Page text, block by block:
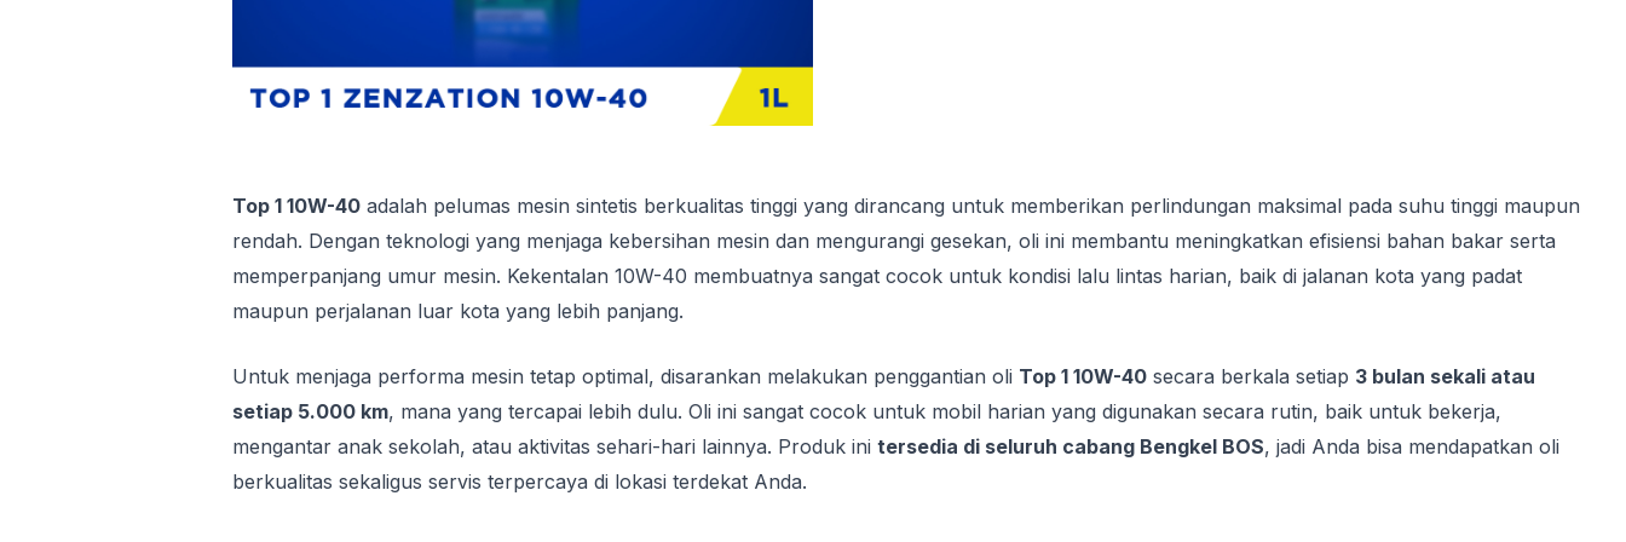
Top 1 10W-40 adalah pelumas mesin sintetis berkualitas tinggi yang dirancang untuk memberikan perlindungan maksimal pada suhu tinggi maupun
rendah. Dengan teknologi yang menjaga kebersihan mesin dan mengurangi gesekan, oli ini membantu meningkatkan efisiensi bahan bakar serta
memperpanjang umur mesin. Kekentalan 10W-40 membuatnya sangat cocok untuk kondisi lalu lintas harian, baik di jalanan kota yang padat
maupun perjalanan luar kota yang lebih panjang.
Untuk menjaga performa mesin tetap optimal, disarankan melakukan penggantian oli Top 1 10W-40 secara berkala setiap 3 bulan sekali atau
setiap 5.000 km, mana yang tercapai lebih dulu. Oli ini sangat cocok untuk mobil harian yang digunakan secara rutin, baik untuk bekerja,
mengantar anak sekolah, atau aktivitas sehari-hari lainnya. Produk ini tersedia di seluruh cabang Bengkel BOS, jadi Anda bisa mendapatkan oli
berkualitas sekaligus servis terpercaya di lokasi terdekat Anda.